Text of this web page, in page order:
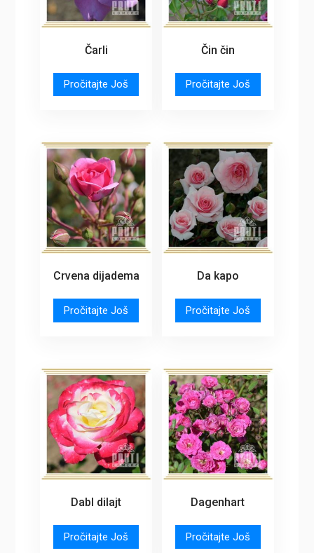
Čarli
Pročitajte Još
Čin čin
Pročitajte Još
Crvena dijadema
Pročitajte Još
Da kapo
Pročitajte Još
Dabl dilajt
Pročitajte Još
Dagenhart
Pročitajte Još